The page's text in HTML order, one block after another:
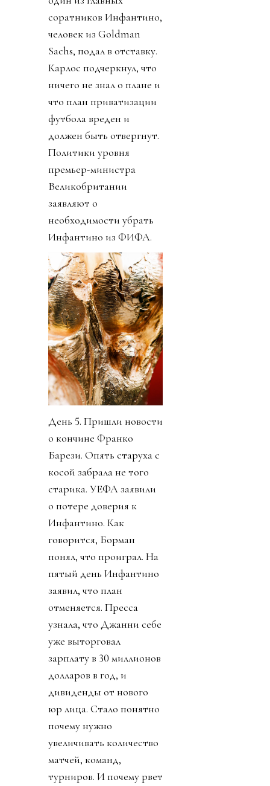
соратников Инфантино,
человек из Goldman
Sachs, подал в отставку.
Карлос подчеркнул, что
ничего не знал о плане и
что план приватизации
футбола вреден и
должен быть отвергнут.
Политики уровня
премьер-министра
Великобритании
заявляют о
необходимости убрать
Инфантино из ФИФА.
День 5. Пришли новости
о кончине Франко
Барези. Опять старуха с
косой забрала не того
старика. УЕФА заявили
о потере доверия к
Инфантино. Как
говорится, Борман
понял, что проиграл. На
пятый день Инфантино
заявил, что план
отменяется. Пресса
узнала, что Джанни себе
уже выторговал
зарплату в 30 миллионов
долларов в год, и
дивиденды от нового
юр лица. Стало понятно
почему нужно
увеличивать количество
матчей, команд,
турниров. И почему рвет